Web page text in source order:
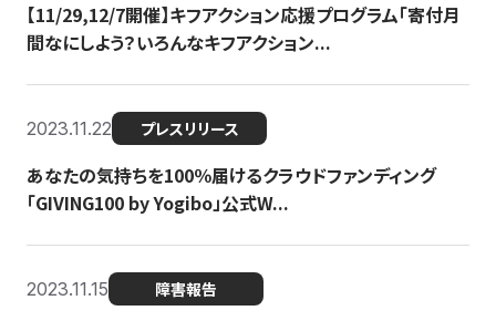
【11/29,12/7開催】キフアクション応援プログラム「寄付月
間なにしよう？いろんなキフアクション...
2023.11.22 プレスリリース
あなたの気持ちを100％届けるクラウドファンディング
「GIVING100 by Yogibo」公式W...
2023.11.15 障害報告